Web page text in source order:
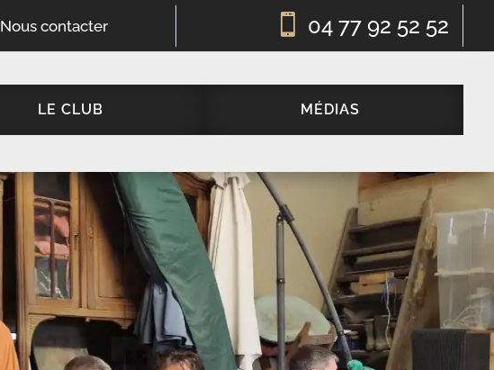
Nous contacter  04 77 92 52 52
LE CLUB MÉDIAS